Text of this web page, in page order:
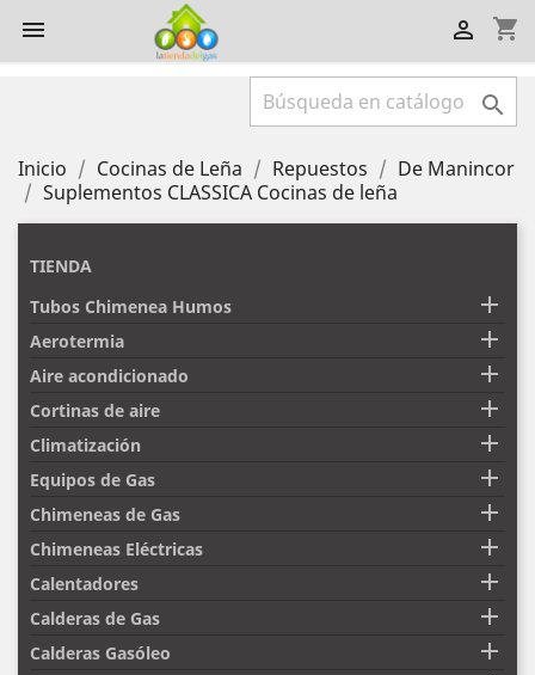
 shopping_cart


Inicio Cocinas de Leña Repuestos
De Manincor
Suplementos CLASSICA Cocinas de leña
TIENDA
Tubos Chimenea Humos

Aerotermia 
Aire acondicionado 
Cortinas de aire 
Climatización 
Equipos de Gas 
Chimeneas de Gas 
Chimeneas Eléctricas 
Calentadores 
Calderas de Gas 
Calderas Gasóleo 